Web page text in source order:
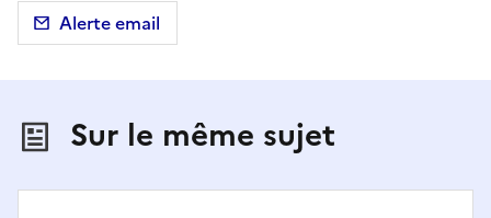
Alerte email
Sur le même sujet